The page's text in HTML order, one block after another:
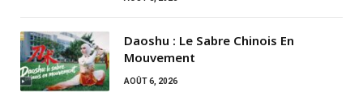
Daoshu : Le Sabre Chinois En
Mouvement
AOÛT 6, 2026